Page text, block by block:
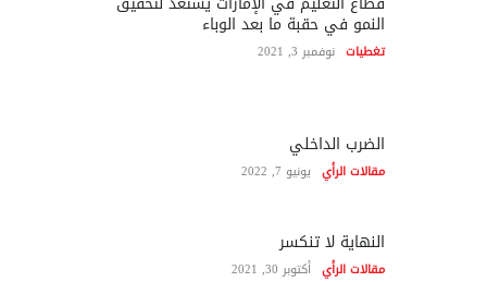
النمو في حقبة ما بعد الوباء
تغطيات نوفمبر 3, 2021
الضرب الداخلي
مقالات الرأي يونيو 7, 2022
النهاية لا تنكسر
مقالات الرأي أكتوبر 30, 2021